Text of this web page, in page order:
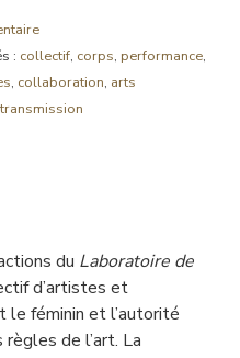
: collectif, corps, performance,
, collaboration, arts
transmission
du Laboratoire de
d’artistes et
le féminin et l’autorité
de l’art. La